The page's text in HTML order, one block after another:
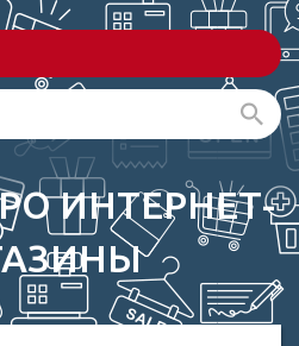
ИНТЕРНЕТ-